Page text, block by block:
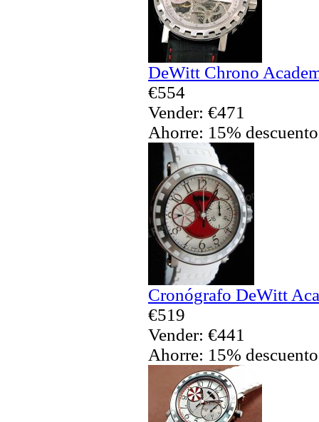
DeWitt Chrono
€554
Vender: €471
Ahorre: 15% descuento
Cronógrafo DeWitt
€519
Vender: €441
Ahorre: 15% descuento